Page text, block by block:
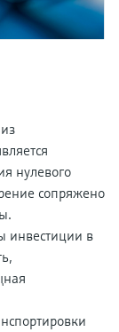
нулевого
сопряжено
инвестиции в